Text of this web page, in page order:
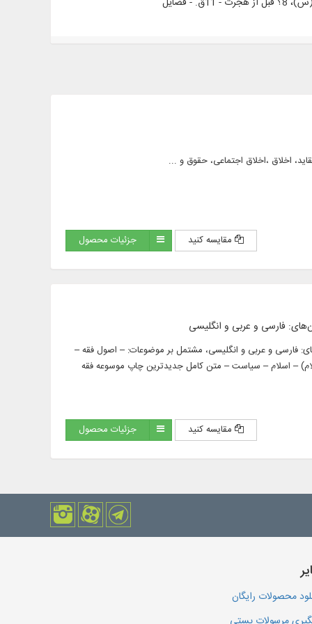
مقایسه کنید جزئیات محصول
الله به زبان‌های: فارسی و عربی و انگلیسی، مشتمل بر موضوعات: – اصول فقه –
– اسلام – سیاست – ﻣﺘﻦ ﮐﺎﻣﻞ ﺟﺪﯾﺪﺗﺮﯾﻦ ﭼﺎﭖ ﻣﻮﺳﻮﻋﻪ ﻓﻘﻪ
مقایسه کنید جزئیات محصول
محصولات رایگان